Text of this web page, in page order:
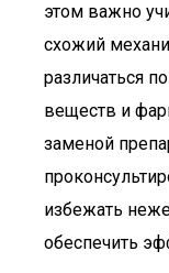
этом важно
схожий
различаться
веществ и
заменой
избежать
обеспечить